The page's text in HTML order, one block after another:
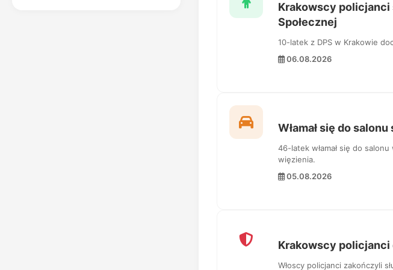
Krakowscy policjanci
Społecznej
10-latek z DPS w Krakowie
06.08.2026
Włamał się do
46-latek włamał się do
więzienia.
05.08.2026
Krakowscy
Włoscy policjanci zakończyli